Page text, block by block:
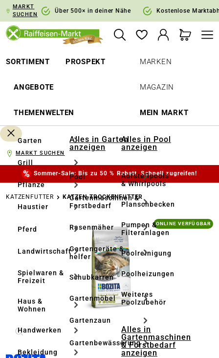
Zur Hauptnavigation springen
MARKT
SUCHEN
Über 500× in deiner Nähe Kostenlose
SORTIMENT PROSPEKT
ANGEBOTE
THEMENWELTEN
MARKEN
MAGAZIN
MEIN MARKT
Garten
Grill
Pflanze
Haustier
Pferd
Landwirtschaft
Spielwaren &
Freizeit
Haus &
Wohnen
Handwerken
Bekleidung
Alles in Garten
anzeigen
Pool
Gartenmaschinen &
Forstbedarf
Rasenmäher
Gartengeräte & -
helfer
Schubkarren
Gartenmöbel
Gartenzaun
Gartenbewässerung
Alles in Pool
anzeigen
Aufstellpools
& Whirlpools
Planschbecken
Pumpen &
Filteranlagen
Poolreinigung
Poolheizungen
Weiteres
Poolzubehör
Alles in
Gartenmaschinen
& Forstbedarf
anzeigen
MARKT SUCHEN
Sommer-Sale: Bis zu 50 % Rabatt. Schnell zugreifen!
KATZENFUTTER KATZEN-TROCKENFUTTER
Bildergalerie überspringen ONLINE VERFÜGBAR